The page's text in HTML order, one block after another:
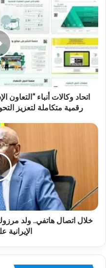
اتحاد وكالات أنباء
رقمية متكاملة لتعزيز
خلال اتصال هاتفي.. ولد مرزوك